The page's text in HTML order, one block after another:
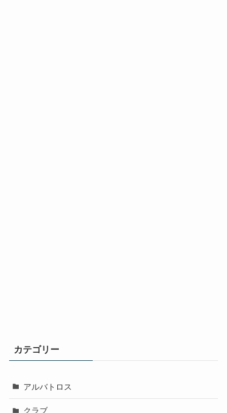
カテゴリー
アルバトロス
クラブ